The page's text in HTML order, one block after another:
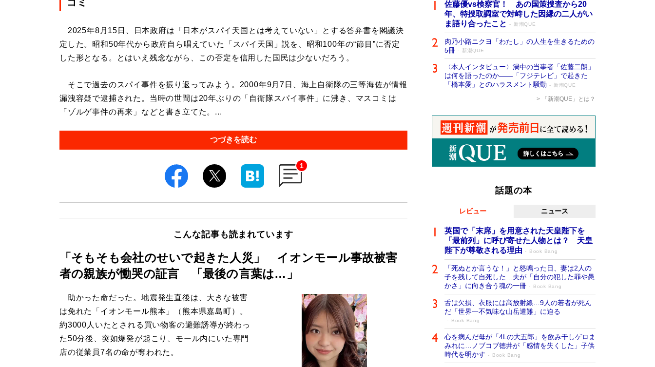
コミ
2025年8月15日、日本政府は「日本がスパイ天国とは考えていない」とする答弁書を閣議決
定した。昭和50年代から政府自ら唱えていた「スパイ天国」説を、昭和100年の“節目”に否定
した形となる。とはいえ残念ながら、この否定を信用した国民は少ないだろう。
そこで過去のスパイ事件を振り返ってみよう。2000年9月7日、海上自衛隊の三等海佐が情報
漏洩容疑で逮捕された。当時の世間は20年ぶりの「自衛隊スパイ事件」に沸き、マスコミは
「ゾルゲ事件の再来」などと書き立てた。...
つづきを読む
1
こんな記事も読まれています
「そもそも会社のせいで起きた人災」 イオンモール事故被害
者の親族が慟哭の証言 「最後の言葉は…」
助かった命だった。地震発生直後は、大きな被害
は免れた「イオンモール熊本」（熊本県嘉島町）。
約3000人いたとされる買い物客の避難誘導が終わっ
た50分後、突如爆発が起こり、モール内にいた専門
店の従業員7名の命が奪われた。
佐藤優vs検察官！ あの国策捜査から20
年、特捜取調室で対峙した因縁の二人がい
ま語り合ったこと
新潮QUE
肉乃小路ニクヨ「わたし」の人生を生きるための
5冊
新潮QUE
〈本人インタビュー〉渦中の当事者「佐藤二朗」
は何を語ったのか――「フジテレビ」で起きた
「橋本愛」とのハラスメント騒動
新潮QUE
「新潮QUE」とは？
話題の本
レビュー ニュース
英国で「末席」を用意された天皇陛下を
「最前列」に呼び寄せた人物とは？ 天皇
陛下が尊敬される理由
Book Bang
「死ぬとか言うな！」と怒鳴った日、妻は2人の
子を残して自死した…夫が「自分の犯した罪や愚
かさ」に向き合う魂の一冊
Book Bang
舌は欠損、衣服には高放射線…9人の若者が死ん
だ「世界一不気味な山岳遭難」に迫る
Book Bang
心を病んだ母が「4Lの大五郎」を飲み干しゲロま
みれに…ノブコブ徳井が「感情を失くした」子供
時代を明かす
Book Bang